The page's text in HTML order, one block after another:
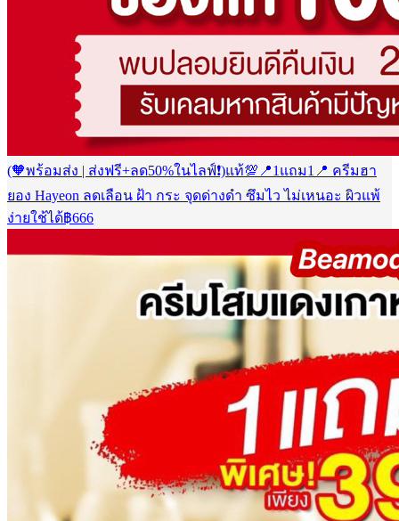
(🧡พร้อมส่ง | ส่งฟรี+ลด50%ในไลฟ์❗️)แท้💯📍1แถม1📍 ครีมฮา
ยอง Hayeon ลดเลือน ฝ้า กระ จุดด่างดำ ซึมไว ไม่เหนอะ ผิวแพ้
ง่ายใช้ได้฿666